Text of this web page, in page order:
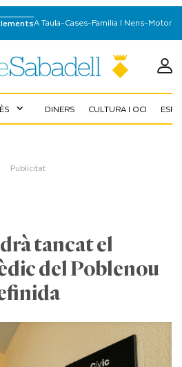
A Taula-Cases-Familia I Nens-Motor
expand_more DINERS CULTURA I OCI
tancat el
del Poblenou